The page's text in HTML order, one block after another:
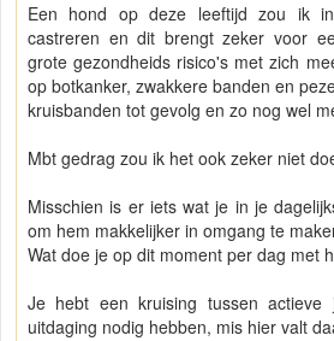
Een hond op deze leeftijd zou ik
castreren en dit brengt zeker voor
grote gezondheids risico's met zich
op botkanker, zwakkere banden en
kruisbanden tot gevolg en zo nog wel
Mbt gedrag zou ik het ook zeker niet
Misschien is er iets wat je in je
om hem makkelijker in omgang te
Wat doe je op dit moment per dag met
Je hebt een kruising tussen actieve
uitdaging nodig hebben, mis hier valt